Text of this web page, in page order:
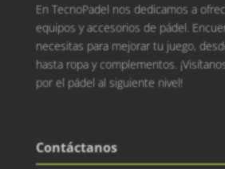
En TecnoPadel nos dedicamos a
equipos y accesorios de pádel.
necesitas para mejorar tu juego,
hasta ropa y complementos.
por el pádel al siguiente nivel!
Contáctanos